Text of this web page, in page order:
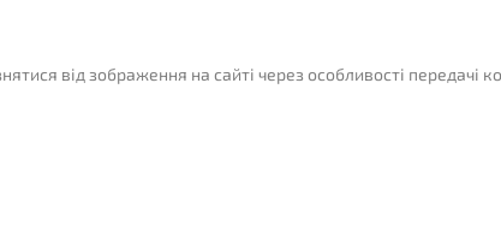
від зображення на сайті через особливості передачі